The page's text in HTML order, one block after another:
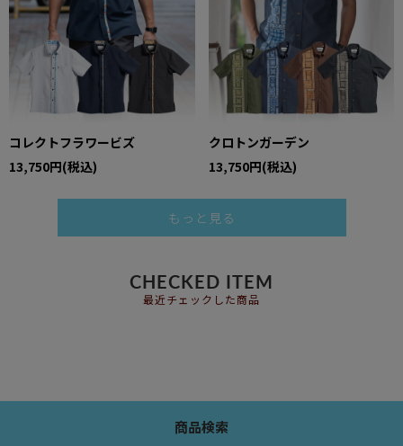
コレクトフラワービズ
13,750円(税込)
クロトンガーデン
13,750円(税込)
もっと見る
CHECKED ITEM
最近チェックした商品
商品検索